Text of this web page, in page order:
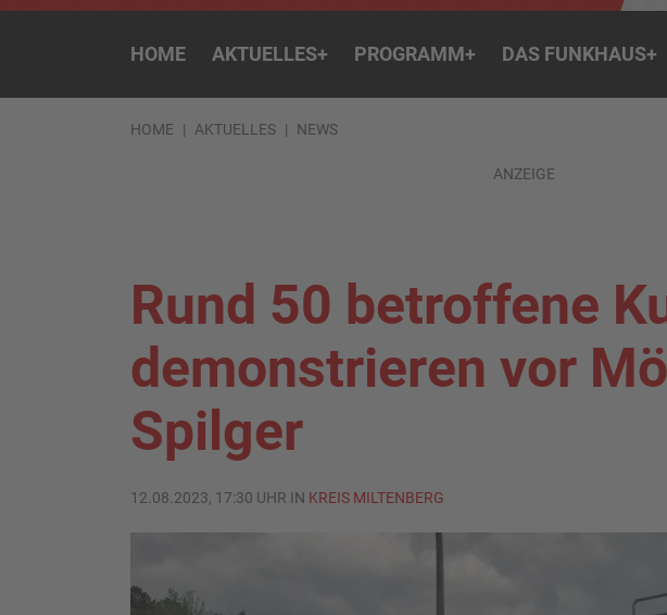
HOME AKTUELLES+ PROGRAMM+ DAS FUNKHAUS+
HOME AKTUELLES NEWS
ANZEIGE
Rund 50 betroffene
demonstrieren vor
Spilger
12.08.2023, 17:30 UHR IN KREIS MILTENBERG